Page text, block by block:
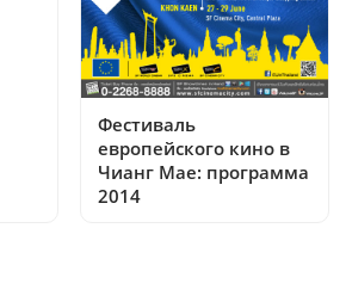
Фестиваль
европейского кино в
Чианг Мае: программа
2014